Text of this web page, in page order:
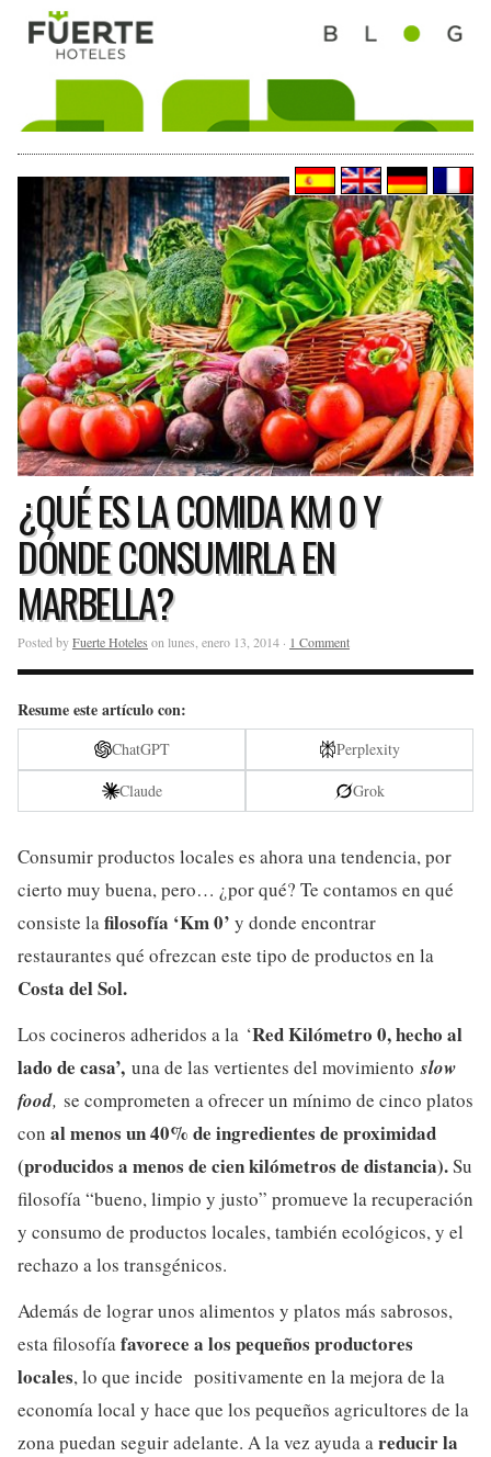
¿QUÉ ES LA COMIDA KM 0 Y
DÓNDE CONSUMIRLA EN
MARBELLA?
Posted byFuerte Hoteles on lunes, enero 13, 2014 · 1 Comment
Resume este artículo con:
ChatGPT
Perplexity
Claude
Grok
Consumir productos locales es ahora una tendencia, por
cierto muy buena, pero… ¿por qué? Te contamos en qué
consiste lafilosofía ‘Km 0’ y donde encontrar
restaurantes qué ofrezcan este tipo de productos en la
Costa del Sol.
Los cocineros adheridos a la ‘Red Kilómetro 0,hecho al
lado de casa’, una de las vertientes del movimientoslow
food, se comprometen a ofrecer un mínimo de cinco platos
con al menos un 40% de ingredientes de proximidad
(producidos a menos de cien kilómetros de distancia).Su
filosofía “bueno, limpio y justo” promueve la recuperación
y consumo de productos locales, también ecológicos, y el
rechazo a los transgénicos.
Además de lograr unos alimentos y platos más sabrosos,
esta filosofíafavorece a los pequeños productores
locales, lo que incide positivamente en la mejora de la
economía local y hace que los pequeños agricultores de la
zona puedan seguir adelante. A la vez ayuda areducir la